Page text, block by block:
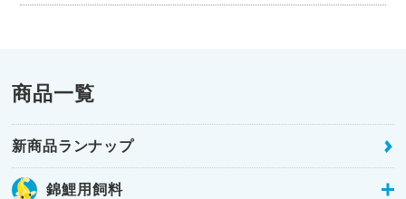
商品一覧
新商品ランナップ
錦鯉用飼料